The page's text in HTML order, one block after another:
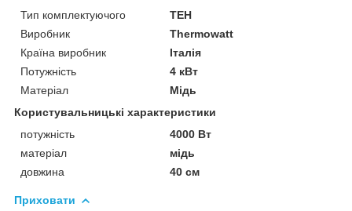
Тип комплектуючого
ТЕН
Виробник
Thermowatt
Країна виробник
Італія
Потужність
4 кВт
Матеріал
Мідь
Користувальницькі характеристики
потужність
4000 Вт
матеріал
мідь
довжина
40 см
Приховати